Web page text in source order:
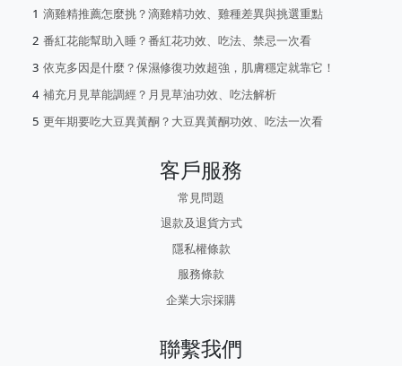
滴雞精推薦怎麼挑？滴雞精功效、雞種差異與挑選重點
番紅花能幫助入睡？番紅花功效、吃法、禁忌一次看
依克多因是什麼？保濕修復功效超強，肌膚穩定就靠它！
補充月見草能調經？月見草油功效、吃法解析
更年期要吃大豆異黃酮？大豆異黃酮功效、吃法一次看
客戶服務
常見問題
退款及退貨方式
隱私權條款
服務條款
企業大宗採購
聯繫我們